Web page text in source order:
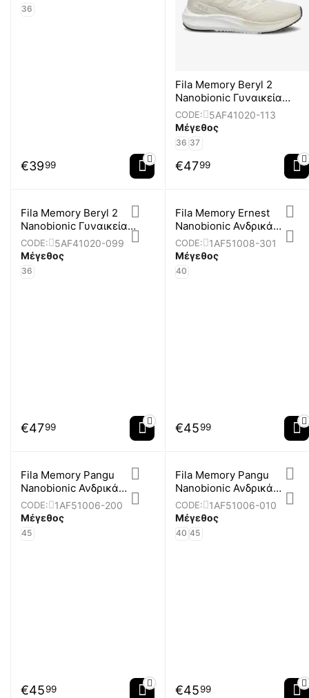
36
€3999
Fila Memory Beryl 2
Nanobionic Γυναικεία
Παπούτσια
CODE:
5AF41020-113
Μέγεθος
36 37
€4799
Fila Memory Beryl 2
Nanobionic Γυναικεία
Παπούτσια
CODE:
5AF41020-099
Μέγεθος
36
€4799
Fila Memory Ernest
Nanobionic Ανδρικά
Παπούτσια
CODE:
1AF51008-301
Μέγεθος
40
€4599
Fila Memory Pangu
Nanobionic Ανδρικά
Παπούτσια
CODE:
1AF51006-200
Μέγεθος
45
€4599
Fila Memory Pangu
Nanobionic Ανδρικά
Παπούτσια
CODE:
1AF51006-010
Μέγεθος
40 45
€4599